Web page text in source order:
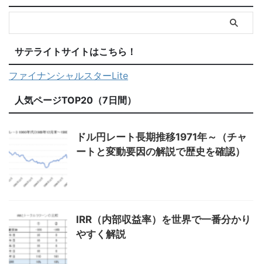
サテライトサイトはこちら！
ファイナンシャルスターLite
人気ページTOP20（7日間）
ドル円レート長期推移1971年～（チャ
ートと変動要因の解説で歴史を確認）
IRR（内部収益率）を世界で一番分かり
やすく解説